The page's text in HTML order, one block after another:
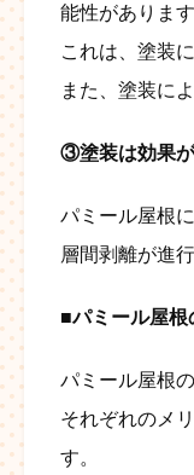
能性があります
これは、塗装
また、塗装に
③塗装は効果
パミール屋根
層間剥離が進
■パミール屋根
パミール屋根
それぞれのメ
す。